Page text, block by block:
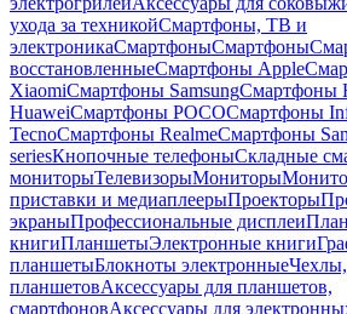
ухода за техникойСмартфоны, ТВ и
электроникаСмартфоныСмартфоны
восстановленныеСмартфоны Apple
XiaomiСмартфоны SamsungСмартфоны
HuaweiСмартфоны POCOСмартфоны
TecnoСмартфоны RealmeСмартфоны
seriesКнопочные телефоныСкладные
мониторыТелевизорыМониторы
приставки и медиаплеерыПроекторы
экраныПрофессиональные дисплеи
книгиПланшетыЭлектронные книги
планшетыБлокноты электронные
планшетовАксессуары для планшетов,
смартфоновАксессуары для